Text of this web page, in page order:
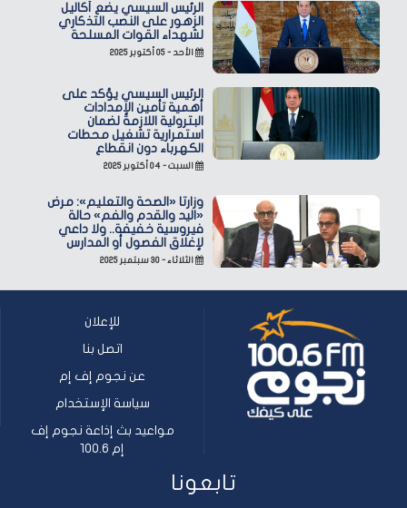
الرئيس السيسي يضع أكاليل
الزهور على النصب التذكاري
لشهداء القوات المسلحة
الأحد - ٠٥ أكتوبر ٢٠٢٥
الرئيس السيسي يؤكد على
أهمية تأمين الإمدادات
البترولية اللازمة لضمان
استمرارية تشغيل محطات
الكهرباء دون انقطاع
السبت - ٠٤ أكتوبر ٢٠٢٥
وزارتا «الصحة والتعليم»: مرض
«اليد والقدم والفم» حالة
فيروسية خفيفة.. ولا داعي
لإغلاق الفصول أو المدارس
الثلاثاء - ٣٠ سبتمبر ٢٠٢٥
للإعلان
اتصل بنا
عن نجوم إف إم
سياسة الإستخدام
مواعيد بث إذاعة نجوم إف
إم 100.6
تابعونا